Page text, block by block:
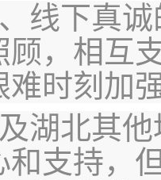
线下真
顾，相互
难时刻加
湖北其
和支持，